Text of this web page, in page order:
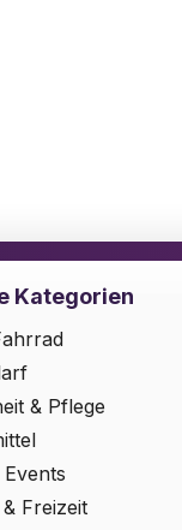
Kategorien
& Pflege
Freizeit